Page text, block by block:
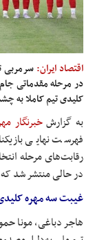
اقتصاد ایران:
کلیدی تیم کاملا به
به گزارشخبرنگار
فهرست نهایی
در حالی منتشر شد
غیبت سه مهره
هاجر دباغی، مونا